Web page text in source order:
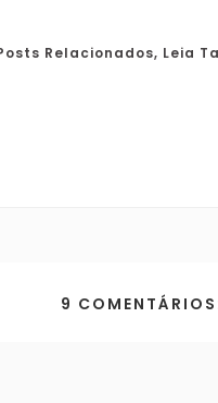
Relacionados, Leia
9